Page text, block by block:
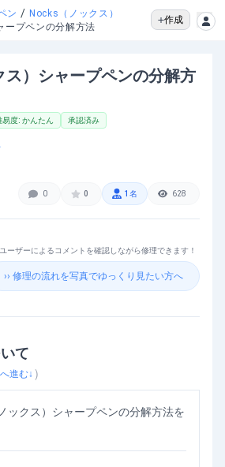
ン / Nocks（ノックス）
ープペンの分解方法
作成
）シャープペンの分解方
易度: かんたん 承認済み
0 0 1 名 628
シャープペンの分解方法
ーザーによるコメントを確認しながら修理できます！
›› 修理の流れを写真でゆっくり見たい方へ
て
進む↓ ）
ックス）シャープペンの分解方法を